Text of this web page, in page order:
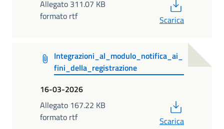
Allegato 311.07 KB
formato rtf
Scarica
Integrazioni_al_modulo_notifica_ai_
fini_della_registrazione
16-03-2026
Allegato 167.22 KB
formato rtf
Scarica